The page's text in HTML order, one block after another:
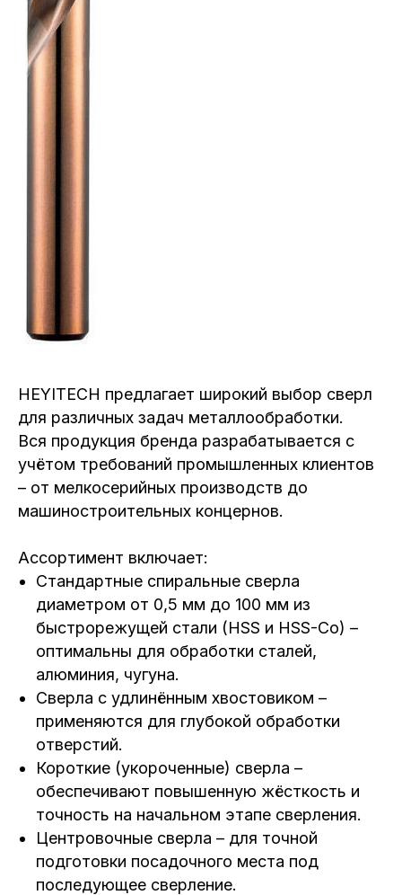
HEYITECH предлагает широкий выбор сверл
для различных задач металлообработки.
Вся продукция бренда разрабатывается с
учётом требований промышленных клиентов
– от мелкосерийных производств до
машиностроительных концернов.
Ассортимент включает:
Стандартные спиральные сверла
диаметром от 0,5 мм до 100 мм из
быстрорежущей стали (HSS и HSS-Co) –
оптимальны для обработки сталей,
алюминия, чугуна.
Сверла с удлинённым хвостовиком –
применяются для глубокой обработки
отверстий.
Короткие (укороченные) сверла –
обеспечивают повышенную жёсткость и
точность на начальном этапе сверления.
Центровочные сверла – для точной
подготовки посадочного места под
последующее сверление.